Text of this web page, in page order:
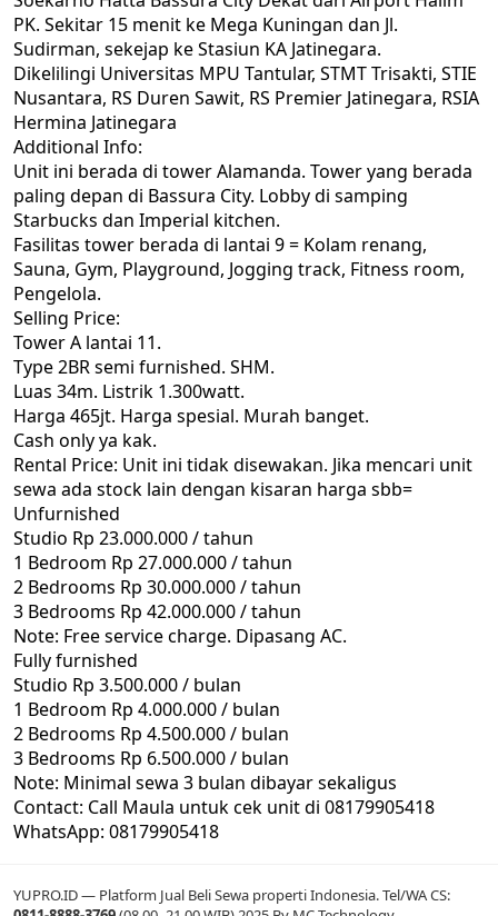
PK. Sekitar 15 menit ke Mega Kuningan dan Jl.
Sudirman, sekejap ke Stasiun KA Jatinegara.
Dikelilingi Universitas MPU Tantular, STMT Trisakti, STIE
Nusantara, RS Duren Sawit, RS Premier Jatinegara, RSIA
Hermina Jatinegara
Additional Info:
Unit ini berada di tower Alamanda. Tower yang berada
paling depan di Bassura City. Lobby di samping
Starbucks dan Imperial kitchen.
Fasilitas tower berada di lantai 9 = Kolam renang,
Sauna, Gym, Playground, Jogging track, Fitness room,
Pengelola.
Selling Price:
Tower A lantai 11.
Type 2BR semi furnished. SHM.
Luas 34m. Listrik 1.300watt.
Harga 465jt. Harga spesial. Murah banget.
Cash only ya kak.
Rental Price: Unit ini tidak disewakan. Jika mencari unit
sewa ada stock lain dengan kisaran harga sbb=
Unfurnished
Studio Rp 23.000.000 / tahun
1 Bedroom Rp 27.000.000 / tahun
2 Bedrooms Rp 30.000.000 / tahun
3 Bedrooms Rp 42.000.000 / tahun
Note: Free service charge. Dipasang AC.
Fully furnished
Studio Rp 3.500.000 / bulan
1 Bedroom Rp 4.000.000 / bulan
2 Bedrooms Rp 4.500.000 / bulan
3 Bedrooms Rp 6.500.000 / bulan
Note: Minimal sewa 3 bulan dibayar sekaligus
Contact: Call Maula untuk cek unit di 08179905418
WhatsApp: 08179905418
YUPRO.ID — Platform Jual Beli Sewa properti Indonesia. Tel/WA CS: